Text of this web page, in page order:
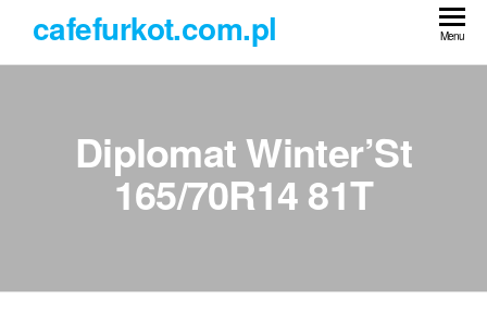
treści
cafefurkot.com.pl Menu
Diplomat Winter’St
165/70R14 81T